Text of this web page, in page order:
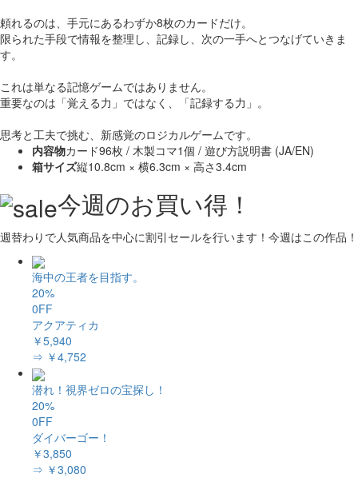
頼れるのは、手元にあるわずか8枚のカードだけ。
限られた手段で情報を整理し、記録し、次の一手へとつなげていきま
す。
これは単なる記憶ゲームではありません。
重要なのは「覚える力」ではなく、「記録する力」。
思考と工夫で挑む、新感覚のロジカルゲームです。
内容物カード96枚 / 木製コマ1個 / 遊び方説明書 (JA/EN)
箱サイズ縦10.8cm × 横6.3cm × 高さ3.4cm
今週のお買い得！
週替わりで人気商品を中心に割引セールを行います！今週はこの作品！
海中の王者を目指す。
20%
0FF
アクアティカ
￥5,940
⇒ ￥4,752
潜れ！視界ゼロの宝探し！
20%
0FF
ダイバーゴー！
￥3,850
⇒ ￥3,080